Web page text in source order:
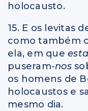
holocausto.
15. E os levitas
como também
ela, em que
puseram-nos
os homens de
holocaustos e
mesmo dia.